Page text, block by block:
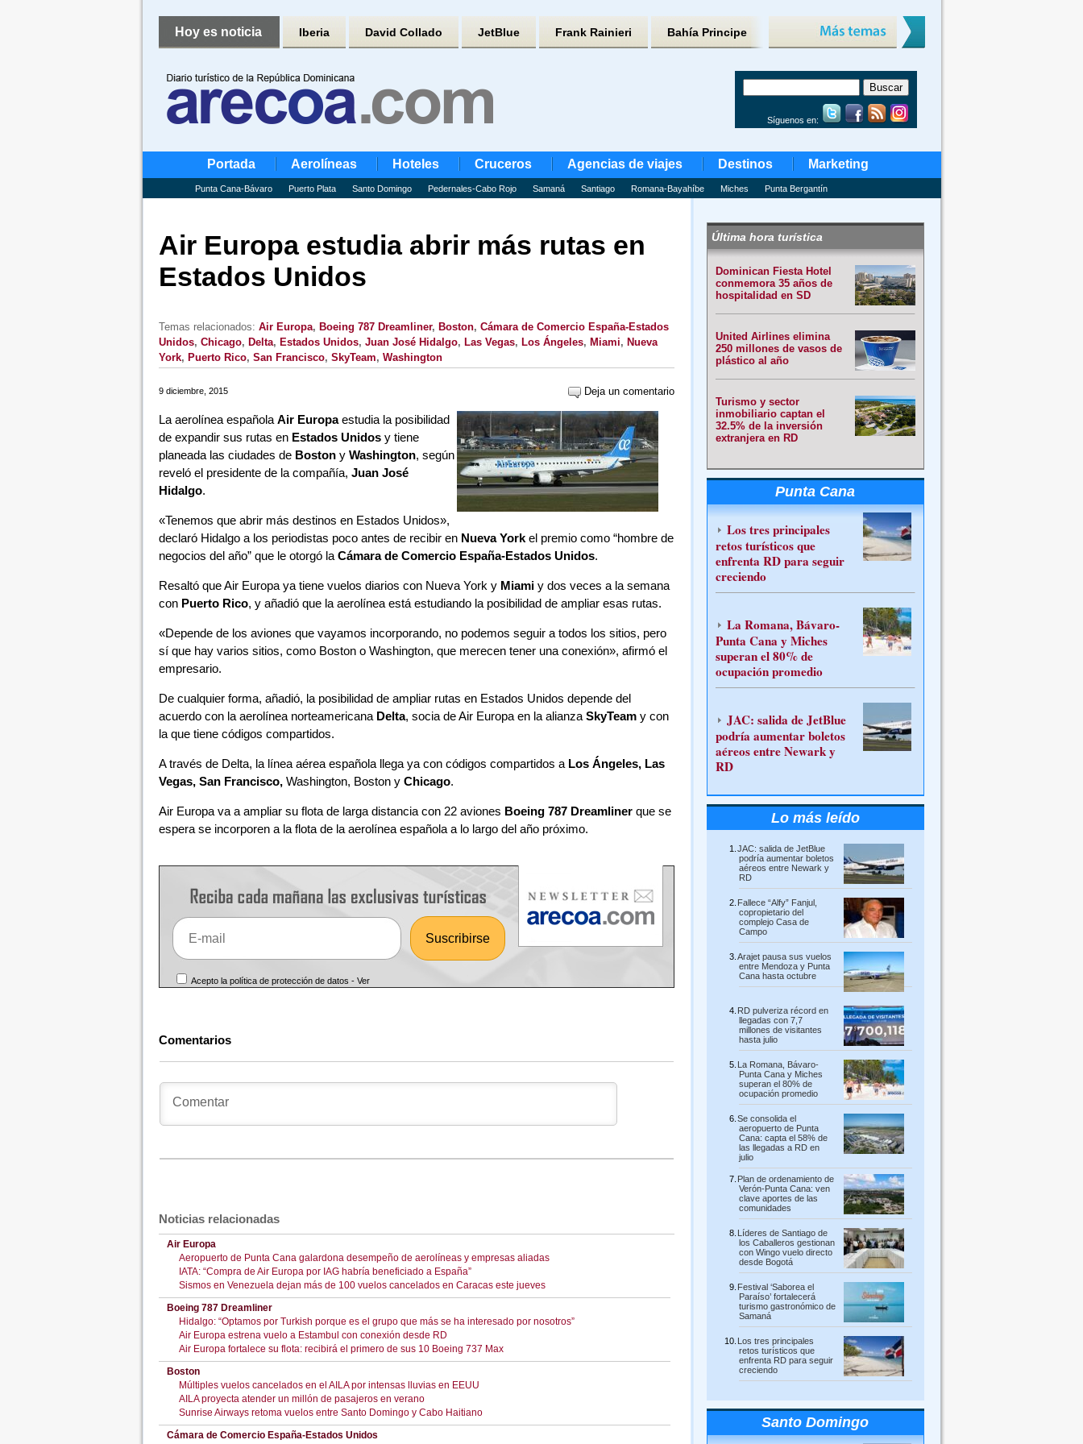
Hoy es noticia Iberia David Collado JetBlue Frank Rainieri Bahía Principe
Síguenos en:
Portada Aerolíneas Hoteles Cruceros Agencias de viajes Destinos Marketing
Punta Cana-Bávaro Puerto Plata Santo Domingo Pedernales-Cabo Rojo Samaná Santiago Romana-Bayahíbe Miches Punta Bergantín
Air Europa estudia abrir más rutas en
Estados Unidos
Temas relacionados: Air Europa, Boeing 787 Dreamliner, Boston, Cámara de Comercio España-Estados
Unidos, Chicago, Delta, Estados Unidos, Juan José Hidalgo, Las Vegas, Los Ángeles, Miami, Nueva
York, Puerto Rico, San Francisco, SkyTeam, Washington
9 diciembre, 2015 Deja un comentario
La aerolínea española Air Europaestudia la posibilidad
de expandir sus rutas en Estados Unidosy tiene
planeada las ciudades de Bostony Washington, según
reveló el presidente de la compañía, Juan José
Hidalgo.
«Tenemos que abrir más destinos en Estados Unidos»,
declaró Hidalgo a los periodistas poco antes de recibir en Nueva Yorkel premio como “hombre de
negocios del año” que le otorgó la Cámarade Comercio España-Estados Unidos.
Resaltó que Air Europa ya tiene vuelos diarios con Nueva York y Miami y dos veces a la semana
con Puerto Rico, y añadió que la aerolínea está estudiando la posibilidad de ampliar esas rutas.
«Depende de los aviones que vayamos incorporando, no podemos seguir a todos los sitios, pero
sí que hay varios sitios, como Boston o Washington, que merecen tener una conexión», afirmó el
empresario.
De cualquier forma, añadió, la posibilidad de ampliar rutas en Estados Unidos depende del
acuerdo con la aerolínea norteamericana Delta, socia de Air Europa en la alianza SkyTeamy con
la que tiene códigos compartidos.
A través de Delta, la línea aérea española llega ya con códigos compartidos a Los Ángeles, Las
Vegas, San Francisco,Washington, Boston y Chicago.
Air Europa va a ampliar su flota de larga distancia con 22 aviones Boeing 787 Dreamlinerque se
espera se incorporen a la flota de la aerolínea española a lo largo del año próximo.
Acepto la política de protección de datos -Ver
Comentarios
Noticias relacionadas
Air Europa
Aeropuerto de Punta Cana galardona desempeño de aerolíneas y empresas aliadas
IATA: “Compra de Air Europa por IAG habría beneficiado a España”
Sismos en Venezuela dejan más de 100 vuelos cancelados en Caracas este jueves
Boeing 787 Dreamliner
Hidalgo: “Optamos por Turkish porque es el grupo que más se ha interesado por nosotros”
Air Europa estrena vuelo a Estambul con conexión desde RD
Air Europa fortalece su flota: recibirá el primero de sus 10 Boeing 737 Max
Boston
Múltiples vuelos cancelados en el AILA por intensas lluvias en EEUU
AILA proyecta atender un millón de pasajeros en verano
Sunrise Airways retoma vuelos entre Santo Domingo y Cabo Haitiano
Cámara de Comercio España-Estados Unidos
Última hora turística
Dominican Fiesta Hotel
conmemora 35 años de
hospitalidad en SD
United Airlines elimina
250 millones de vasos de
plástico al año
Turismo y sector
inmobiliario captan el
32.5% de la inversión
extranjera en RD
Punta Cana
Los tres principales
retos turísticos que
enfrenta RD para seguir
creciendo
La Romana, Bávaro-
Punta Cana y Miches
superan el 80% de
ocupación promedio
JAC: salida de JetBlue
podría aumentar boletos
aéreos entre Newark y
RD
Lo más leído
JAC: salida de JetBlue
podría aumentar boletos
aéreos entre Newark y
RD
Fallece “Alfy” Fanjul,
copropietario del
complejo Casa de
Campo
Arajet pausa sus vuelos
entre Mendoza y Punta
Cana hasta octubre
RD pulveriza récord en
llegadas con 7,7
millones de visitantes
hasta julio
La Romana, Bávaro-
Punta Cana y Miches
superan el 80% de
ocupación promedio
Se consolida el
aeropuerto de Punta
Cana: capta el 58% de
las llegadas a RD en
julio
Plan de ordenamiento de
Verón-Punta Cana: ven
clave aportes de las
comunidades
Líderes de Santiago de
los Caballeros gestionan
con Wingo vuelo directo
desde Bogotá
Festival ‘Saborea el
Paraíso’ fortalecerá
turismo gastronómico de
Samaná
Los tres principales
retos turísticos que
enfrenta RD para seguir
creciendo
Santo Domingo